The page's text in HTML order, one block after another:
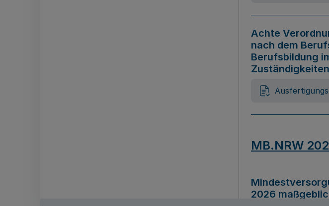
Achte
nach dem
Berufsbildung
MB.NRW
2026